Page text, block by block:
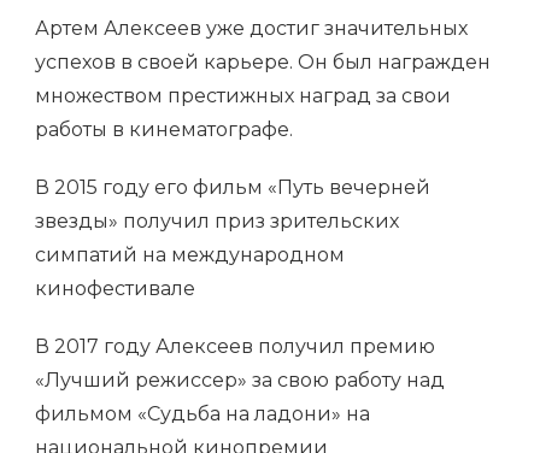
Артем Алексеев уже достиг значительных
успехов в своей карьере. Он был награжден
множеством престижных наград за свои
работы в кинематографе.
В 2015 году его фильм «Путь вечерней
звезды» получил приз зрительских
симпатий на международном
кинофестивале
В 2017 году Алексеев получил премию
«Лучший режиссер» за свою работу над
фильмом «Судьба на ладони» на
национальной кинопремии